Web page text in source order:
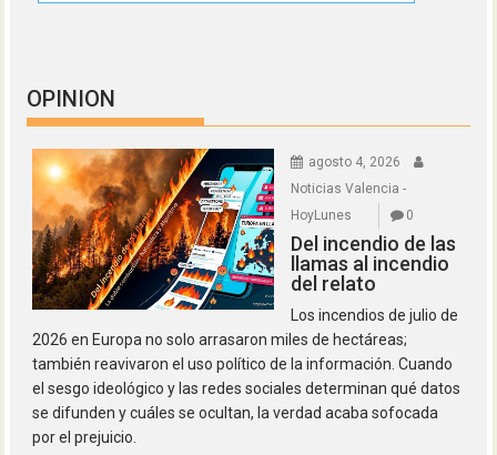
OPINION
agosto 4, 2026
Noticias Valencia -
HoyLunes
0
Del incendio de las
llamas al incendio
del relato
Los incendios de julio de
2026 en Europa no solo arrasaron miles de hectáreas;
también reavivaron el uso político de la información. Cuando
el sesgo ideológico y las redes sociales determinan qué datos
se difunden y cuáles se ocultan, la verdad acaba sofocada
por el prejuicio.